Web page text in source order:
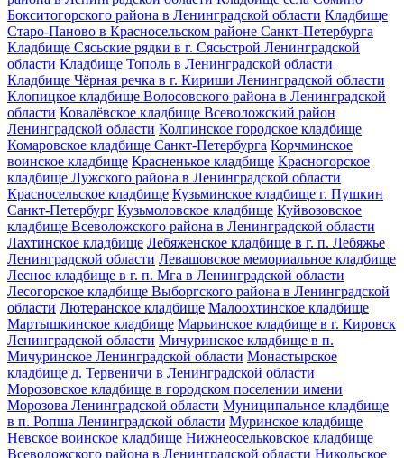
Бокситогорского района в Ленинградской области Кладбище
Старо-Паново в Красносельском районе Санкт-Петербурга
Кладбище Сясьские рядки в г. Сясьстрой Ленинградской
области Кладбище Тополь в Ленинградской области
Кладбище Чёрная речка в г. Кириши Ленинградской области
Клопицкое кладбище Волосовского района в Ленинградской
области Ковалёвское кладбище Всеволожский район
Ленинградской области Колпинское городское кладбище
Комаровское кладбище Санкт-Петербурга Корчминское
воинское кладбище Красненькое кладбище Красногорское
кладбище Лужского района в Ленинградской области
Красносельское кладбище Кузьминское кладбище г. Пушкин
Санкт-Петербург Кузьмоловское кладбище Куйвозовское
кладбище Всеволожского района в Ленинградской области
Лахтинское кладбище Лебяженское кладбище в г. п. Лебяжье
Ленинградской области Левашовское мемориальное кладбище
Лесное кладбище в г. п. Мга в Ленинградской области
Лесогорское кладбище Выборгского района в Ленинградской
области Лютеранское кладбище Малоохтинское кладбище
Мартышкинское кладбище Марьинское кладбище в г. Кировск
Ленинградской области Мичуринское кладбище в п.
Мичуринское Ленинградской области Монастырское
кладбище д. Тервеничи в Ленинградской области
Морозовское кладбище в городском поселении имени
Морозова Ленинградской области Муниципальное кладбище
в п. Ропша Ленинградской области Муринское кладбище
Невское воинское кладбище Нижнеосельковское кладбище
Всеволожского района в Ленинградской области Никольское